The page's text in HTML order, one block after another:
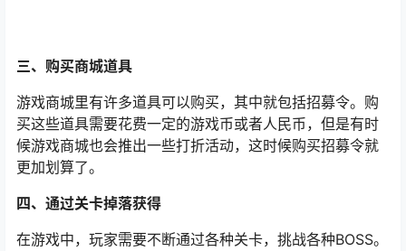
三、购买商城道具
游戏商城里有许多道具可以购买，其中就包括招募令。购
买这些道具需要花费一定的游戏币或者人民币，但是有时
候游戏商城也会推出一些打折活动，这时候购买招募令就
更加划算了。
四、通过关卡掉落获得
在游戏中，玩家需要不断通过各种关卡，挑战各种BOSS。